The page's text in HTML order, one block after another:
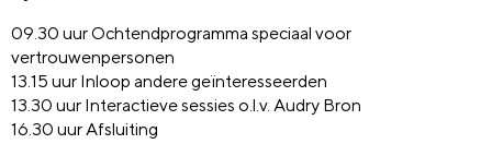
09.30 uur Ochtendprogramma speciaal voor
vertrouwenpersonen
13.15 uur Inloop andere geïnteresseerden
13.30 uur Interactieve sessies o.l.v. Audry Bron
16.30 uur Afsluiting